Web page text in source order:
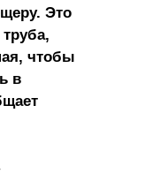
Это
чтобы
в